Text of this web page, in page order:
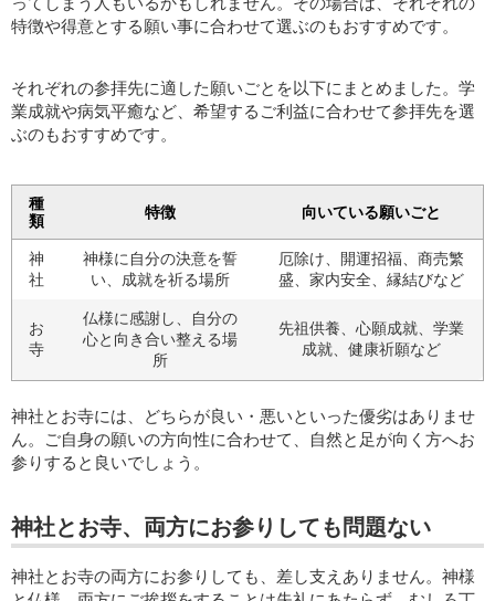
特徴や得意とする願い事に合わせて選ぶのもおすすめです。
それぞれの参拝先に適した願いごとを以下にまとめました。学
業成就や病気平癒など、希望するご利益に合わせて参拝先を選
ぶのもおすすめです。
種
類
特徴 向いている願いごと
神
社
神様に自分の決意を誓
い、成就を祈る場所
厄除け、開運招福、商売繁
盛、家内安全、縁結びなど
お
寺
仏様に感謝し、自分の
心と向き合い整える場
所
先祖供養、心願成就、学業
成就、健康祈願など
神社とお寺には、どちらが良い・悪いといった優劣はありませ
ん。ご自身の願いの方向性に合わせて、自然と足が向く方へお
参りすると良いでしょう。
神社とお寺、両方にお参りしても問題ない
神社とお寺の両方にお参りしても、差し支えありません。神様